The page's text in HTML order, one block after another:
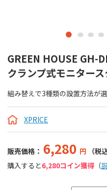
GREEN HOUSE GH-
クランプ式モニター
組み替えで3種類の設置方法が
XPRICE
販売価格： 6,280 円
（税
購入すると6,280コイン獲得 （